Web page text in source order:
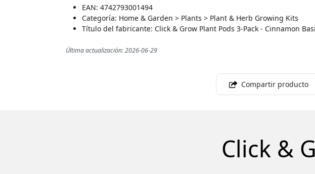
EAN: 4742793001494
Categoría: Home & Garden > Plants > Plant & Herb Growing Kits
Título del fabricante: Click & Grow Plant Pods 3-Pack - Cinnamon
Última actualización: 2026-06-29
Compartir producto
Click &